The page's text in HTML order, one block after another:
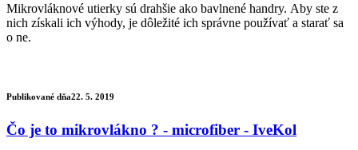
Mikrovláknové utierky sú drahšie ako bavlnené handry. Aby ste z
nich získali ich výhody, je dôležité ich správne používať a starať sa
o ne.
Publikované dňa22. 5. 2019
Čo je to mikrovlákno ? - microfiber - IveKol